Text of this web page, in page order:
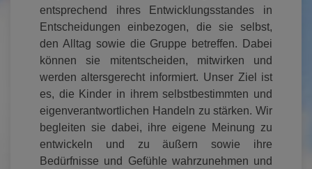
entsprechend ihres Entwicklungsstandes in
Entscheidungen einbezogen, die sie selbst,
den Alltag sowie die Gruppe betreffen. Dabei
können sie mitentscheiden, mitwirken und
werden altersgerecht informiert. Unser Ziel ist
es, die Kinder in ihrem selbstbestimmten und
eigenverantwortlichen Handeln zu stärken. Wir
begleiten sie dabei, ihre eigene Meinung zu
entwickeln und zu äußern sowie ihre
Bedürfnisse und Gefühle wahrzunehmen und